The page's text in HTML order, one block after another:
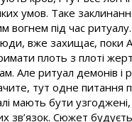
умов. Таке
під час
вже захищає, поки
плоть з плоті
Але ритуал демонів і
тут одне питання
мають бути узгоджені,
зв’язок. Сюжет